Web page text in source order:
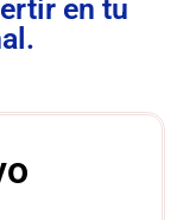
en tu